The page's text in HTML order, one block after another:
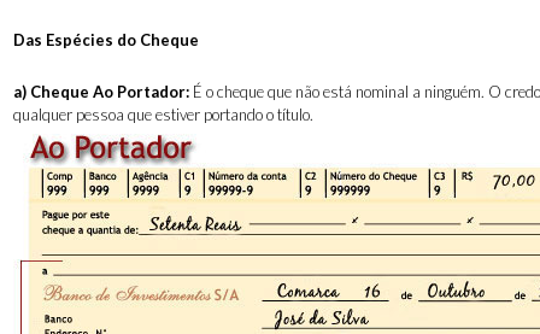
Das Espécies do Cheque
a) Cheque Ao Portador: É o cheque que não está nominal a ninguém. O
qualquer pessoa que estiver portando o título.